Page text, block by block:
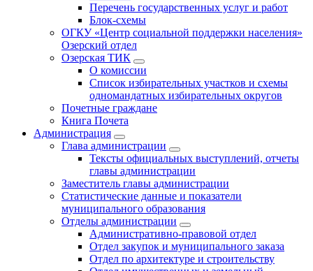
Перечень государственных услуг и работ
Блок-схемы
ОГКУ «Центр социальной поддержки населения»
Озерский отдел
Озерская ТИК
О комиссии
Список избирательных участков и схемы
одномандатных избирательных округов
Почетные граждане
Книга Почета
Администрация
Глава администрации
Тексты официальных выступлений, отчеты
главы администрации
Заместитель главы администрации
Статистические данные и показатели
муниципального образования
Отделы администрации
Административно-правовой отдел
Отдел закупок и муниципального заказа
Отдел по архитектуре и строительству